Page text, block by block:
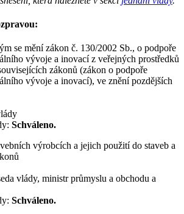
se mění zákon č. 130/2002 Sb., o podpoře
vývoje a inovací z veřejných prostředků
zákonů (zákon o podpoře
vývoje a inovací), ve znění pozdějších
Schváleno.
výrobcích a jejich použití do staveb a
vlády, ministr průmyslu a obchodu a
Schváleno.